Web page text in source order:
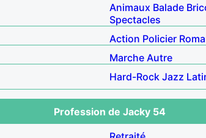
Animaux Balade
Spectacles
Action Policier
Marche Autre
Hard-Rock Jazz
Profession de Jacky 54